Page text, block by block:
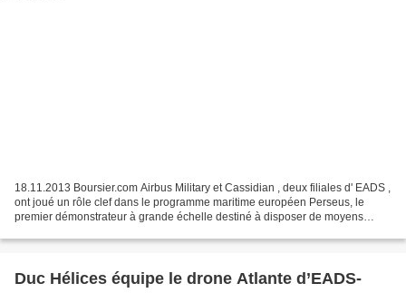
18.11.2013 Boursier.com Airbus Military et Cassidian , deux filiales d' EADS ,
ont joué un rôle clef dans le programme maritime européen Perseus, le
premier démonstrateur à grande échelle destiné à disposer de moyens
Duc Hélices équipe le drone Atlante d’EADS-